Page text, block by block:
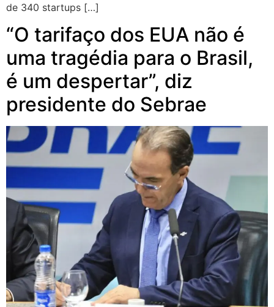
de 340 startups […]
“O tarifaço dos EUA não é
uma tragédia para o Brasil,
é um despertar”, diz
presidente do Sebrae